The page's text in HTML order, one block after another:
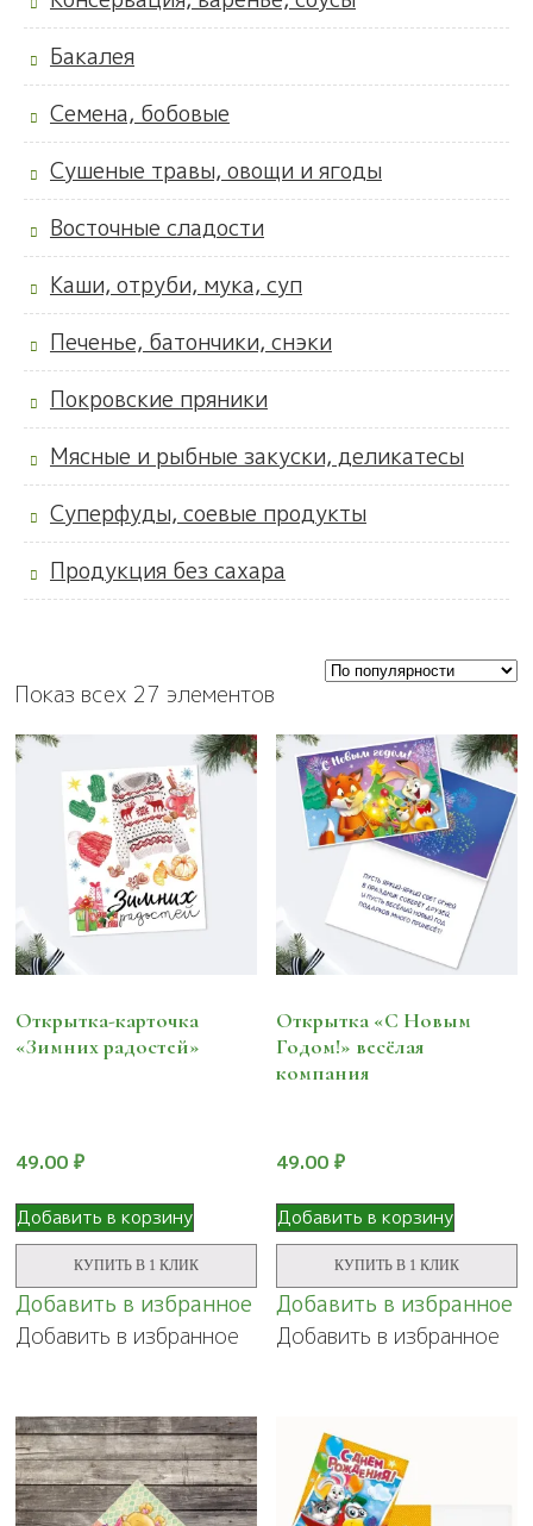
Бакалея
Семена, бобовые
Сушеные травы, овощи и ягоды
Восточные сладости
Каши, отруби, мука, суп
Печенье, батончики, снэки
Покровские пряники
Мясные и рыбные закуски, деликатесы
Суперфуды, соевые продукты
Продукция без сахара
Показ всех 27 элементов
Открытка-карточка
«Зимних радостей»
49.00 ₽
Добавить в корзину
КУПИТЬ В 1 КЛИК
Добавить в избранное
Добавить в избранное
Открытка «С Новым
Годом!» весёлая
компания
49.00₽
Добавить в корзину
КУПИТЬ В 1 КЛИК
Добавить в избранное
Добавить в избранное